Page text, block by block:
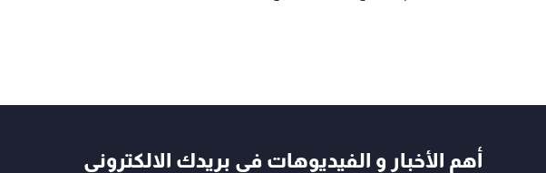
أهم الأخبار و الفيديوهات في بريدك الالكتروني